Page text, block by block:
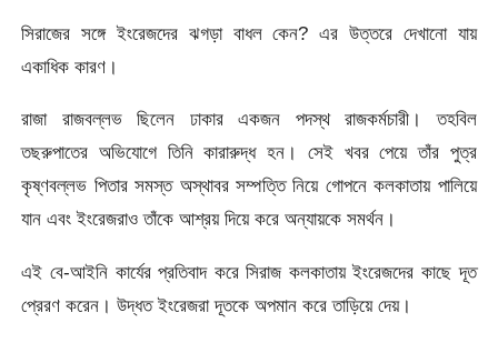
সিরাজের সঙ্গে ইংরেজদের ঝগড়া বাধল কেন? এর উত্তরে দেখানো যায়
একাধিক কারণ।
রাজা রাজবল্লভ ছিলেন ঢাকার একজন পদস্থ রাজকর্মচারী। তহবিল
তছরুপাতের অভিযোগে তিনি কারারুদ্ধ হন। সেই খবর পেয়ে তাঁর পুত্র
কৃষ্ণবল্লভ পিতার সমস্ত অস্থাবর সম্পত্তি নিয়ে গোপনে কলকাতায় পালিয়ে
যান এবং ইংরেজরাও তাঁকে আশ্রয় দিয়ে করে অন্যায়কে সমর্থন।
এই বে-আইনি কার্যের প্রতিবাদ করে সিরাজ কলকাতায় ইংরেজদের কাছে দূত
প্রেরণ করেন। উদ্ধত ইংরেজরা দূতকে অপমান করে তাড়িয়ে দেয়।